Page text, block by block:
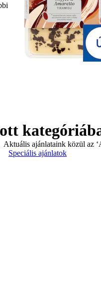
Aktuális ajánlataink közül az
Speciális ajánlatok